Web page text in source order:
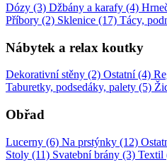
Dózy (3) Džbány a karafy (4)
Příbory (2) Sklenice (17) Tácy,
Nábytek a relax koutky
Dekorativní stěny (2) Ostatní (4)
Taburetky, podsedáky, palety (5)
Obřad
Lucerny (6) Na prstýnky (12)
Stoly (11) Svatební brány (3) Textil